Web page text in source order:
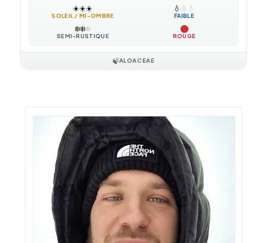
☀️☀️☀️
SOLEIL / MI-OMBRE
💧 💧 💧
FAIBLE
❄️❄️❄️
SEMI-RUSTIQUE ROUGE
🍃ALOACEAE